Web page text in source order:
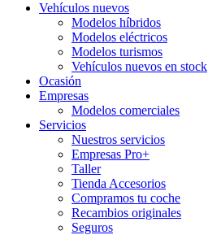
Vehículos nuevos
Modelos híbridos
Modelos eléctricos
Modelos turismos
Vehículos nuevos en stock
Ocasión
Empresas
Modelos comerciales
Servicios
Nuestros servicios
Empresas Pro+
Taller
Tienda Accesorios
Compramos tu coche
Recambios originales
Seguros